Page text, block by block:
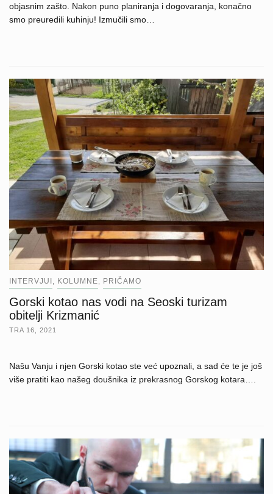
objasnim zašto. Nakon puno planiranja i dogovaranja, konačno
smo preuredili kuhinju! Izmučili smo…
INTERVJUI KOLUMNE PRIČAMO
Gorski kotao nas vodi na Seoski turizam
obitelji Krizmanić
TRA 16, 2021
Našu Vanju i njen Gorski kotao ste već upoznali, a sad će te je još
više pratiti kao našeg doušnika iz prekrasnog Gorskog kotara….